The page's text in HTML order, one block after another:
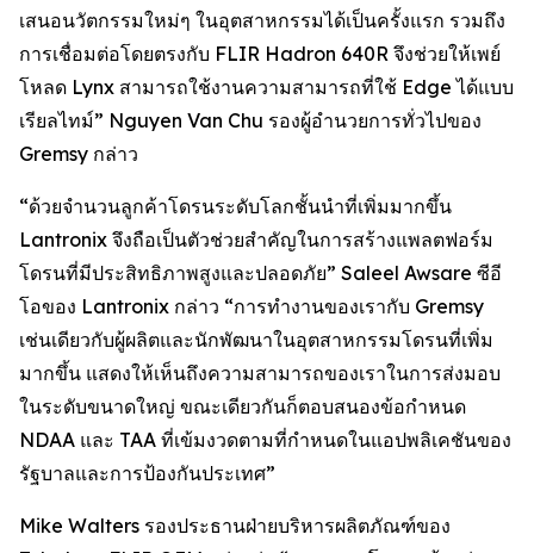
เสนอนวัตกรรมใหม่ๆ ในอุตสาหกรรมได้เป็นครั้งแรก รวมถึง
การเชื่อมต่อโดยตรงกับ FLIR Hadron 640R จึงช่วยให้เพย์
โหลด Lynx สามารถใช้งานความสามารถที่ใช้ Edge ได้แบบ
เรียลไทม์” Nguyen Van Chu รองผู้อำนวยการทั่วไปของ
Gremsy กล่าว
“ด้วยจำนวนลูกค้าโดรนระดับโลกชั้นนำที่เพิ่มมากขึ้น
Lantronix จึงถือเป็นตัวช่วยสำคัญในการสร้างแพลตฟอร์ม
โดรนที่มีประสิทธิภาพสูงและปลอดภัย” Saleel Awsare ซีอี
โอของ Lantronix กล่าว “การทำงานของเรากับ Gremsy
เช่นเดียวกับผู้ผลิตและนักพัฒนาในอุตสาหกรรมโดรนที่เพิ่ม
มากขึ้น แสดงให้เห็นถึงความสามารถของเราในการส่งมอบ
ในระดับขนาดใหญ่ ขณะเดียวกันก็ตอบสนองข้อกำหนด
NDAA และ TAA ที่เข้มงวดตามที่กำหนดในแอปพลิเคชันของ
รัฐบาลและการป้องกันประเทศ”
Mike Walters รองประธานฝ่ายบริหารผลิตภัณฑ์ของ